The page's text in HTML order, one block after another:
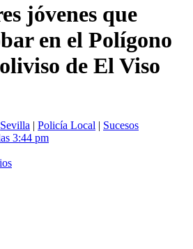
jóvenes que
en el Polígono
de El Viso
Sevilla | Policía Local | Sucesos
3:44 pm